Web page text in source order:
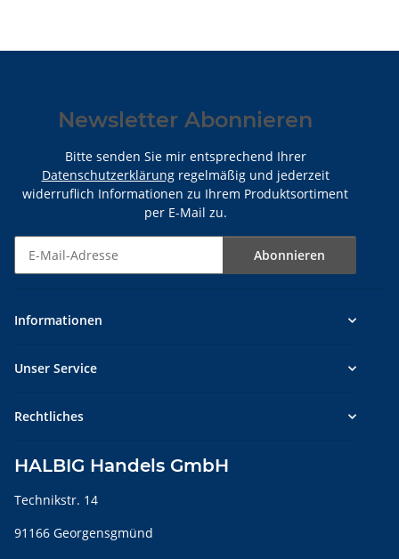
Newsletter Abonnieren
Bitte senden Sie mir entsprechend Ihrer
Datenschutzerklärungregelmäßig und jederzeit
widerruflich Informationen zu Ihrem Produktsortiment
per E-Mail zu.
Abonnieren
Informationen
Unser Service
Rechtliches
HALBIG Handels GmbH
Technikstr. 14
91166 Georgensgmünd